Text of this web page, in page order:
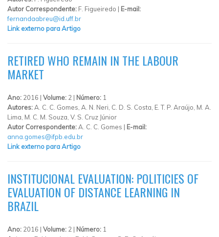
Autor Correspondente: F. Figueiredo | E-mail:
fernandaabreu@id.uff.br
Link externo para Artigo
RETIRED WHO REMAIN IN THE LABOUR
MARKET
Ano: 2016 | Volume: 2 | Número: 1
Autores:A. C. C. Gomes, A. N. Neri, C. D. S. Costa, E. T. P. Araújo, M. A.
Lima, M. C. M. Souza, V. S. Cruz Júnior
Autor Correspondente:A. C. C. Gomes | E-mail:
anna.gomes@ifpb.edu.br
Link externo para Artigo
INSTITUCIONAL EVALUATION: POLITICIES OF
EVALUATION OF DISTANCE LEARNING IN
BRAZIL
Ano: 2016 | Volume: 2 | Número: 1